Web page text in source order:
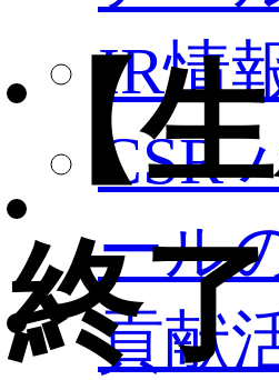
IR情
CSR
ール
貢献
【
終了